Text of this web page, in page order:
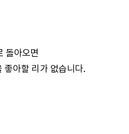
돌아오면
좋아할 리가 없습니다.